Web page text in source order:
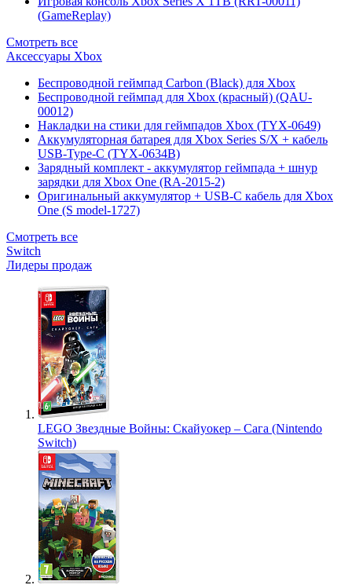
(GameReplay)
Смотреть все
Аксессуары Xbox
Беспроводной геймпад Carbon (Black) для Xbox
Беспроводной геймпад для Xbox (красный) (QAU-
00012)
Накладки на стики для геймпадов Xbox (TYX-0649)
Аккумуляторная батарея для Xbox Series S/X + кабель
USB-Type-C (TYX-0634B)
Зарядный комплект - аккумулятор геймпада + шнур
зарядки для Xbox One (RA-2015-2)
Оригинальный аккумулятор + USB-C кабель для Xbox
One (S model-1727)
Смотреть все
Switch
Лидеры продаж
LEGO Звездные Войны: Скайуокер – Сага (Nintendo
Switch)